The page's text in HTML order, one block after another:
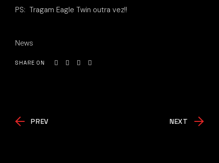
PS: Tragam Eagle Twin outra vez!!
News
SHARE ON
PREV NEXT